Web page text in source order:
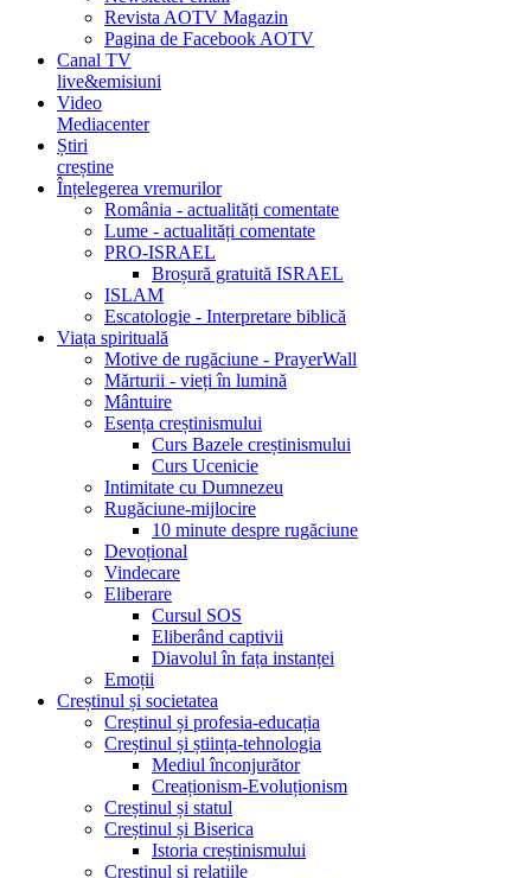
Revista AOTV Magazin
Pagina de Facebook AOTV
Canal TV
live&emisiuni
Video
Mediacenter
Știri
creștine
Înțelegerea vremurilor
România - actualități comentate
Lume - actualități comentate
PRO-ISRAEL
Broșură gratuită ISRAEL
ISLAM
Escatologie - Interpretare biblică
Viața spirituală
Motive de rugăciune - PrayerWall
Mărturii - vieți în lumină
Mântuire
Esența creștinismului
Curs Bazele creștinismului
Curs Ucenicie
Intimitate cu Dumnezeu
Rugăciune-mijlocire
10 minute despre rugăciune
Devoțional
Vindecare
Eliberare
Cursul SOS
Eliberând captivii
Diavolul în fața instanței
Emoții
Creștinul și societatea
Creștinul și profesia-educația
Creștinul și știința-tehnologia
Mediul înconjurător
Creaționism-Evoluționism
Creștinul și statul
Creștinul și Biserica
Istoria creștinismului
Creștinul și relațiile